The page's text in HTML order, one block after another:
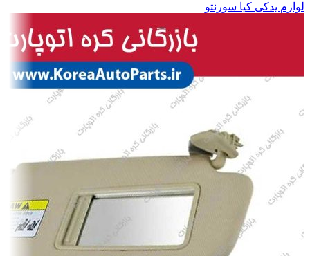
لوازم یدکی کیا سورنتو